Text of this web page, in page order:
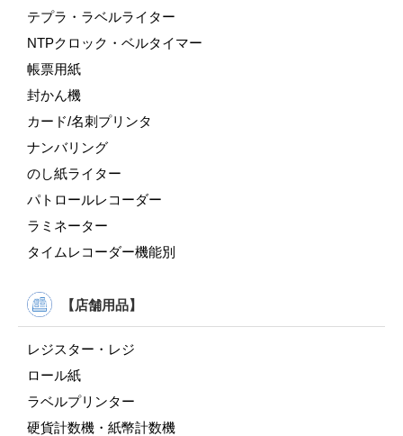
テプラ・ラベルライター
NTPクロック・ベルタイマー
帳票用紙
封かん機
カード/名刺プリンタ
ナンバリング
のし紙ライター
パトロールレコーダー
ラミネーター
タイムレコーダー機能別
【店舗用品】
レジスター・レジ
ロール紙
ラベルプリンター
硬貨計数機・紙幣計数機